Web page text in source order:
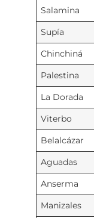
Salamina
Supía
Chinchiná
Palestina
La Dorada
Viterbo
Belalcázar
Aguadas
Anserma
Manizales